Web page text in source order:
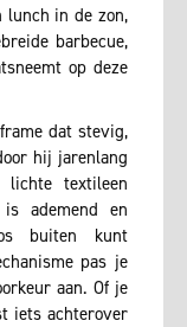
lunch in de zon,
barbecue,
op deze
dat stevig,
hij jarenlang
textileen
ademend en
buiten kunt
pas je
aan. Of je
iets achterover